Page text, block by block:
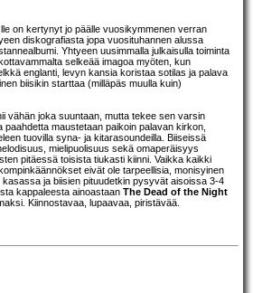
:lle on kertynyt jo päälle vuosikymmenen verran
diskografiasta jopa vuosituhannen alussa
Yhtyeen uusimmalla julkaisulla toiminta
selkeää imagoa myöten, kun
englanti, levyn kansia koristaa sotilas ja palava
biisikin starttaa (milläpäs muulla kuin)
vähän joka suuntaan, mutta tekee sen varsin
paahdetta maustetaan paikoin palavan kirkon,
tuovilla syna- ja kitarasoundeilla. Biiseissä
mielipuolisuus sekä omaperäisyys
pitäessä toisista tiukasti kiinni. Vaikka kaikki
eivät ole tarpeellisia, monisyinen
ja biisien pituudetkin pysyvät aisoissa 3-4
kappaleesta ainoastaan The Dead of the Night
Kiinnostavaa, lupaavaa, piristävää.